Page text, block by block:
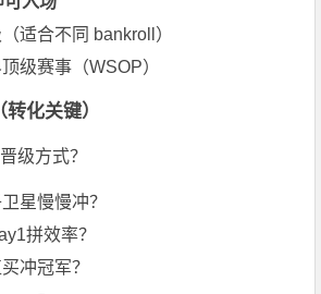
适合不同 bankroll）
级赛事（WSOP）
化关键）
级方式？
星慢慢冲？
拼效率？
冲冠军？